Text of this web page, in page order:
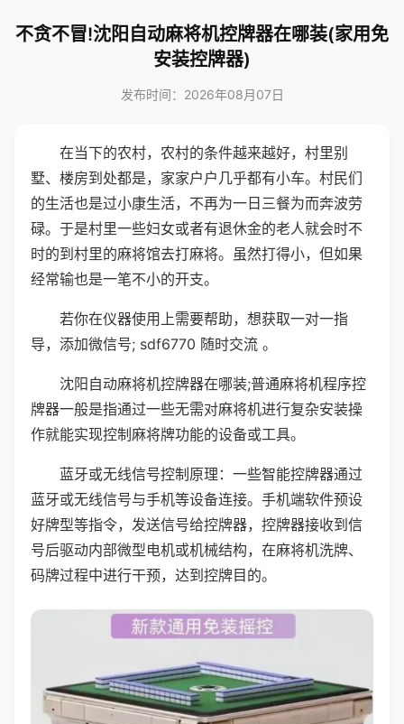
不贪不冒!沈阳自动麻将机控牌器在哪装(家用免
安装控牌器)
发布时间：2026年08月07日
在当下的农村，农村的条件越来越好，村里别
墅、楼房到处都是，家家户户几乎都有小车。村民们
的生活也是过小康生活，不再为一日三餐为而奔波劳
碌。于是村里一些妇女或者有退休金的老人就会时不
时的到村里的麻将馆去打麻将。虽然打得小，但如果
经常输也是一笔不小的开支。
若你在仪器使用上需要帮助，想获取一对一指
导，添加微信号; sdf6770 随时交流 。
沈阳自动麻将机控牌器在哪装;普通麻将机程序控
牌器一般是指通过一些无需对麻将机进行复杂安装操
作就能实现控制麻将牌功能的设备或工具。
蓝牙或无线信号控制原理：一些智能控牌器通过
蓝牙或无线信号与手机等设备连接。手机端软件预设
好牌型等指令，发送信号给控牌器，控牌器接收到信
号后驱动内部微型电机或机械结构，在麻将机洗牌、
码牌过程中进行干预，达到控牌目的。